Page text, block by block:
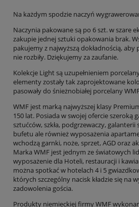
Na każdym spodzie naczyń
Naczynia pakowane są po 6 szt. w szare
zakupie jednej sztuki opakowania brak.
pakujemy z najwyższą dokładnością,
nie rozbiły. Dziękujemy za zaufanie.
Kolekcje Light są uzupełnieniem
elementy zostały tak zaprojektowane
pasowały do śnieżnobiałej porcelany
WMF jest marką najwyższej klasy
150 lat. Posiada w swojej ofercie szeroką
sztućców, szkła, podgrzewaczy,
bufetu ale również wyposażenia
wchodzą garnki, noże, sprzet, AGD oraz
Marka WMF jest jednym ze światowych
wyposażenie dla Hoteli, restauracji i
można spotkać w hotelach 4 i 5
których szczególny nacisk kładzie się na
zadowolenia gościa.
Produkty niemieckiej firmy WMF